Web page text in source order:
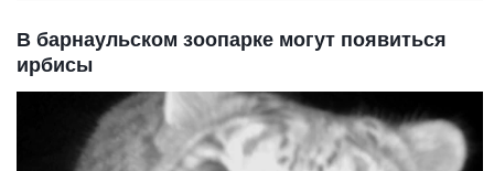
В барнаульском зоопарке могут появиться
ирбисы